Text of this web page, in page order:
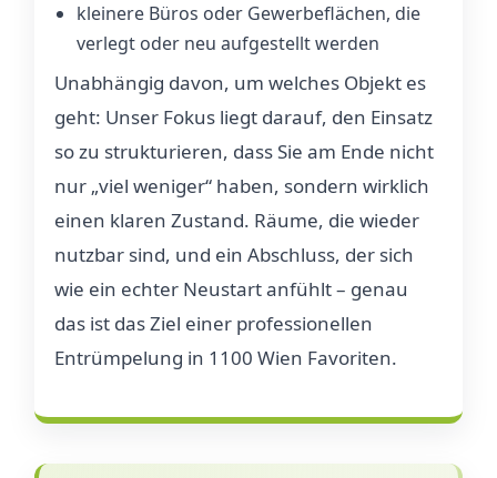
kleinere Büros oder Gewerbeflächen, die
verlegt oder neu aufgestellt werden
Unabhängig davon, um welches Objekt es
geht: Unser Fokus liegt darauf, den Einsatz
so zu strukturieren, dass Sie am Ende nicht
nur „viel weniger“ haben, sondern wirklich
einen klaren Zustand. Räume, die wieder
nutzbar sind, und ein Abschluss, der sich
wie ein echter Neustart anfühlt – genau
das ist das Ziel einer professionellen
Entrümpelung in 1100 Wien Favoriten.